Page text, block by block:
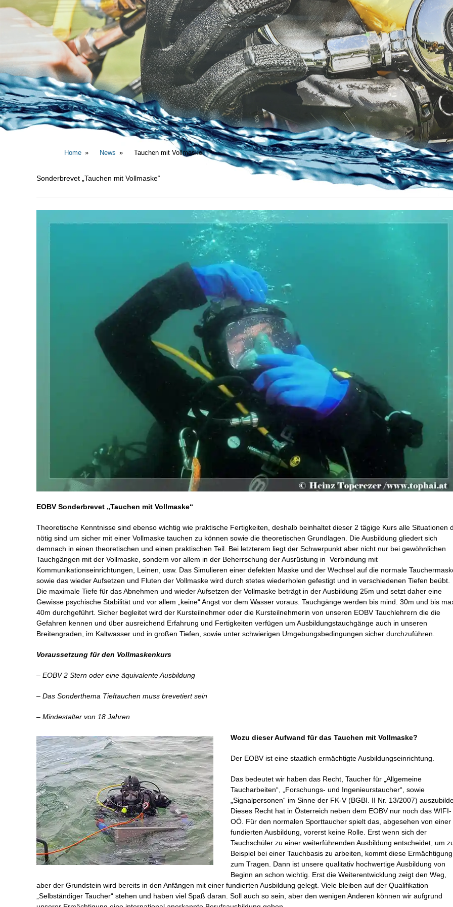
Home News Tauchen mit Vollmaske
Sonderbrevet „Tauchen mit Vollmaske“
EOBV Sonderbrevet „Tauchen mit Vollmaske“
Theoretische Kenntnisse sind ebenso wichtig wie praktische Fertigkeiten, deshalb beinhaltet dieser 2 tägige Kurs alle Situationen
nötig sind um sicher mit einer Vollmaske tauchen zu können sowie die theoretischen Grundlagen. Die Ausbildung gliedert sich
demnach in einen theoretischen und einen praktischen Teil. Bei letzterem liegt der Schwerpunkt aber nicht nur bei gewöhnlichen
Tauchgängen mit der Vollmaske, sondern vor allem in der Beherrschung der Ausrüstung in Verbindung mit
Kommunikationseinrichtungen, Leinen, usw. Das Simulieren einer defekten Maske und der Wechsel auf die normale
sowie das wieder Aufsetzen und Fluten der Vollmaske wird durch stetes wiederholen gefestigt und in verschiedenen Tiefen beübt.
Die maximale Tiefe für das Abnehmen und wieder Aufsetzen der Vollmaske beträgt in der Ausbildung 25m und setzt daher eine
Gewisse psychische Stabilität und vor allem „keine“ Angst vor dem Wasser voraus. Tauchgänge werden bis mind. 30m und bis
40m durchgeführt. Sicher begleitet wird der Kursteilnehmer oder die Kursteilnehmerin von unseren EOBV Tauchlehrern die die
Gefahren kennen und über ausreichend Erfahrung und Fertigkeiten verfügen um Ausbildungstauchgänge auch in unseren
Breitengraden, im Kaltwasser und in großen Tiefen, sowie unter schwierigen Umgebungsbedingungen sicher durchzuführen.
Voraussetzung für den Vollmaskenkurs
– EOBV 2 Stern oder eine äquivalente Ausbildung
– Das Sonderthema Tieftauchen muss brevetiert sein
– Mindestalter von 18 Jahren
Wozu dieser Aufwand für das Tauchen mit Vollmaske?
Der EOBV ist eine staatlich ermächtigte Ausbildungseinrichtung.
Das bedeutet wir haben das Recht, Taucher für „Allgemeine
Taucharbeiten“, „Forschungs- und Ingenieurstaucher“, sowie
„Signalpersonen“ im Sinne der FK-V (BGBI. II Nr. 13/2007)
Dieses Recht hat in Österreich neben dem EOBV nur noch das WIFI-
OÖ. Für den normalen Sporttaucher spielt das, abgesehen von einer
fundierten Ausbildung, vorerst keine Rolle. Erst wenn sich der
Tauchschüler zu einer weiterführenden Ausbildung entscheidet, um
Beispiel bei einer Tauchbasis zu arbeiten, kommt diese Ermächtigung
zum Tragen. Dann ist unsere qualitativ hochwertige Ausbildung von
Beginn an schon wichtig. Erst die Weiterentwicklung zeigt den Weg,
aber der Grundstein wird bereits in den Anfängen mit einer fundierten Ausbildung gelegt. Viele bleiben auf der Qualifikation
„Selbständiger Taucher“ stehen und haben viel Spaß daran. Soll auch so sein, aber den wenigen Anderen können wir aufgrund